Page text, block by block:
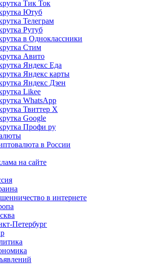
Тик Ток
Ютуб
Телеграм
Рутуб
в Одноклассники
Стим
Авито
Яндекс Еда
Яндекс карты
Яндекс Дзен
Likee
WhatsApp
Твиттер X
Google
Профи ру
в России
на сайте
в интернете
Петербург